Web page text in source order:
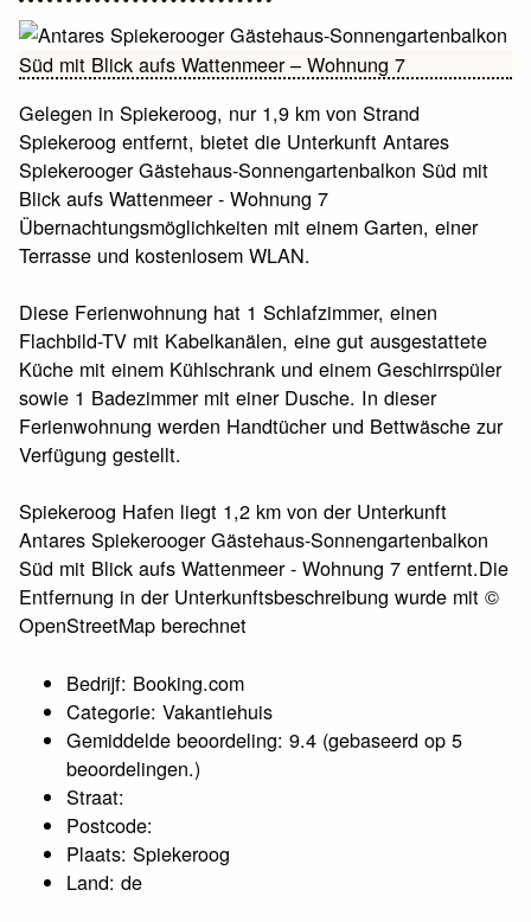
Gelegen in Spiekeroog, nur 1,9 km von Strand
Spiekeroog entfernt, bietet die Unterkunft Antares
Spiekerooger Gästehaus-Sonnengartenbalkon Süd mit
Blick aufs Wattenmeer - Wohnung 7
Übernachtungsmöglichkeiten mit einem Garten, einer
Terrasse und kostenlosem WLAN.
Diese Ferienwohnung hat 1 Schlafzimmer, einen
Flachbild-TV mit Kabelkanälen, eine gut ausgestattete
Küche mit einem Kühlschrank und einem Geschirrspüler
sowie 1 Badezimmer mit einer Dusche. In dieser
Ferienwohnung werden Handtücher und Bettwäsche zur
Verfügung gestellt.
Spiekeroog Hafen liegt 1,2 km von der Unterkunft
Antares Spiekerooger Gästehaus-Sonnengartenbalkon
Süd mit Blick aufs Wattenmeer - Wohnung 7 entfernt.Die
Entfernung in der Unterkunftsbeschreibung wurde mit ©
OpenStreetMap berechnet
Bedrijf: Booking.com
Categorie: Vakantiehuis
Gemiddelde beoordeling: 9.4 (gebaseerd op 5
beoordelingen.)
Straat:
Postcode:
Plaats: Spiekeroog
Land: de